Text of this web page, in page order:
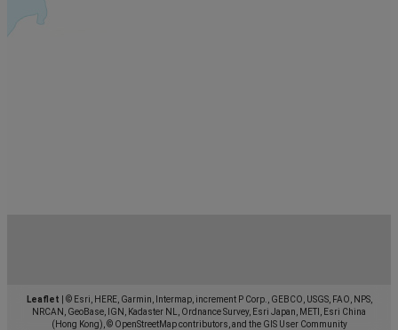
Leaflet
© Esri, HERE, Garmin, Intermap, increment P Corp., GEBCO, USGS, FAO, NPS,
NRCAN, GeoBase, IGN, Kadaster NL, Ordnance Survey, Esri Japan, METI, Esri China
(Hong Kong), © OpenStreetMap contributors, and the GIS User Community